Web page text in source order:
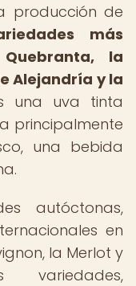
producción de
más
la
Alejandría y la
una uva tinta
principalmente
una bebida
autóctonas,
en
la Merlot y
variedades,